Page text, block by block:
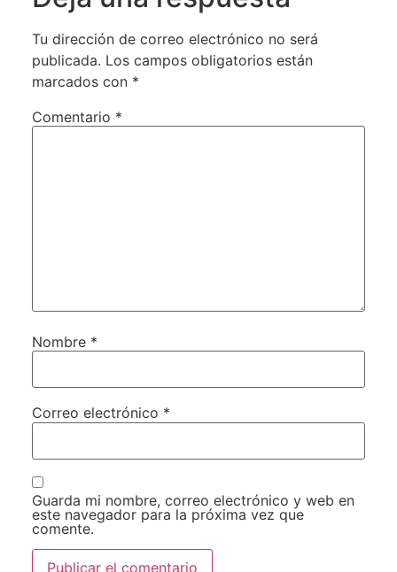
Tu dirección de correo electrónico no será
publicada. Los campos obligatorios están
marcados con *
Comentario *
Nombre *
Correo electrónico *
Guarda mi nombre, correo electrónico y web en
este navegador para la próxima vez que
comente.